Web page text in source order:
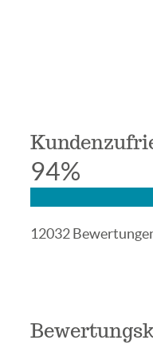
94%
12032